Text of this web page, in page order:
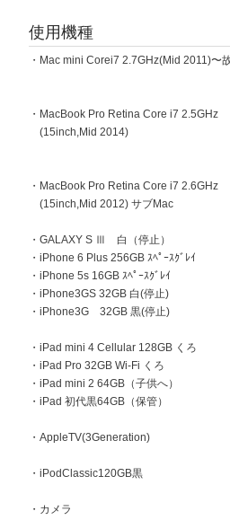
使用機種
・Mac mini Corei7 2.7GHz(Mid 2011)〜
・MacBook Pro Retina Core i7 2.5GHz
(15inch,Mid 2014)
・MacBook Pro Retina Core i7 2.6GHz
(15inch,Mid 2012) サブMac
・GALAXY S Ⅲ 白（停止）
・iPhone 6 Plus 256GB ｽﾍﾟｰｽｸﾞﾚｲ
・iPhone 5s 16GB ｽﾍﾟｰｽｸﾞﾚｲ
・iPhone3GS 32GB 白(停止)
・iPhone3G 32GB 黒(停止)
・iPad mini 4 Cellular 128GB くろ
・iPad Pro 32GB Wi-Fi くろ
・iPad mini 2 64GB（子供へ）
・iPad 初代黒64GB（保管）
・AppleTV(3Generation)
・iPodClassic120GB黒
・カメラ